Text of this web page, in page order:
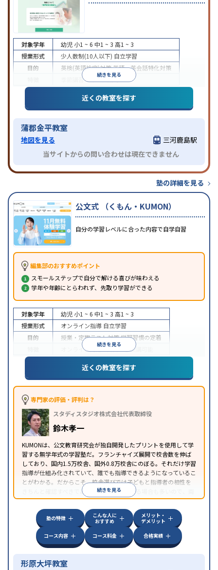
続きを見る
対象学年 幼児 小1 ~ 6 中1 ~ 3 高1 ~ 3
授業形式
少人数制(10人以下) 自立学習
目的
英検(英語検定)対策英語・英会話特化対策
季節講習のみの受講可
近くの教室を探す
蒲郡金平教室
地図を見る
三河鹿島駅
当サイトからの問い合わせは現在できません
塾の詳細を見る
公文式 （くもん・KUMON）
自分の学習レベルに合った内容で自学自習
編集部のおすすめポイント
スモールステップで自分で解ける喜びが味わえる
学年や年齢にとらわれず、先取り学習ができる
続きを見る
対象学年 幼児 小1 ~ 6 中1 ~ 3 高1 ~ 3
授業形式
オンライン指導 自立学習
目的
授業・定期テスト対策学習習慣の定着
オンライン対応1科目から受講可能
近くの教室を探す
専門家の評価・評判は？
スタディスタジオ株式会社代表取締役
鈴木孝一
KUMONは、公文教育研究会が独自開発したプリントを使用して学
習する無学年式の学習塾だ。フランチャイズ展開で校舎数を伸ば
しており、国内1.5万校舎、国外0.8万校舎にのぼる。それだけ学習
指導が仕組み化されていて、誰でも指導できるようになっているこ
とがわかる。だからこそ、校舎選びでは子どもと指導者の相性を
きちんと確認すべきである。近所に2校舎ある場合も多いので、両
方見学してみることをオススメする。
続きを見る
塾の特徴
こんな人に
おすすめ
メリット・
デメリット
コース内容
コース料金 合格実績
形原大坪教室